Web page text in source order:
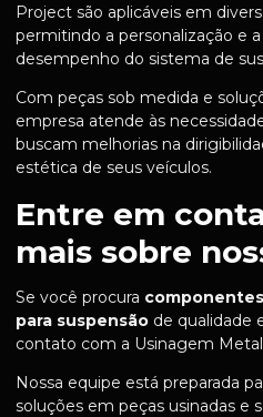
Project são aplicáveis em
permitindo a personalização e
desempenho do sistema de
Com peças sob medida e
empresa atende às
buscam melhorias na
estética de seus veículos.
Entre em
mais sobre
Se você procura
para suspensão de qualidade
contato com a Usinagem
Nossa equipe está preparada
soluções em peças usinadas e